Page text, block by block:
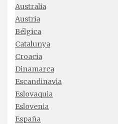
Australia
Austria
Bélgica
Catalunya
Croacia
Dinamarca
Escandinavia
Eslovaquia
Eslovenia
España